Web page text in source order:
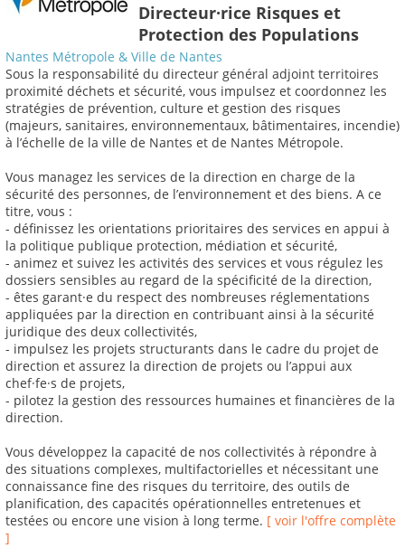
Directeur·rice Risques et
Protection des Populations
Nantes Métropole & Ville de Nantes
Sous la responsabilité du directeur général adjoint territoires
proximité déchets et sécurité, vous impulsez et coordonnez les
stratégies de prévention, culture et gestion des risques
(majeurs, sanitaires, environnementaux, bâtimentaires, incendie)
à l’échelle de la ville de Nantes et de Nantes Métropole.
Vous managez les services de la direction en charge de la
sécurité des personnes, de l’environnement et des biens. A ce
titre, vous :
- définissez les orientations prioritaires des services en appui à
la politique publique protection, médiation et sécurité,
- animez et suivez les activités des services et vous régulez les
dossiers sensibles au regard de la spécificité de la direction,
- êtes garant·e du respect des nombreuses réglementations
appliquées par la direction en contribuant ainsi à la sécurité
juridique des deux collectivités,
- impulsez les projets structurants dans le cadre du projet de
direction et assurez la direction de projets ou l’appui aux
chef·fe·s de projets,
- pilotez la gestion des ressources humaines et financières de la
direction.
Vous développez la capacité de nos collectivités à répondre à
des situations complexes, multifactorielles et nécessitant une
connaissance fine des risques du territoire, des outils de
planification, des capacités opérationnelles entretenues et
testées ou encore une vision à long terme. [ voir l'offre complète
]